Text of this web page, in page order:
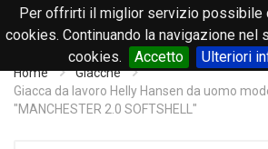
Per offrirti il miglior servizio possibile
cookies. Continuando la navigazione
cookies.
Accetto Ulteriori
Home
Giacche
Giacca da lavoro Helly Hansen da uomo
"MANCHESTER 2.0 SOFTSHELL"